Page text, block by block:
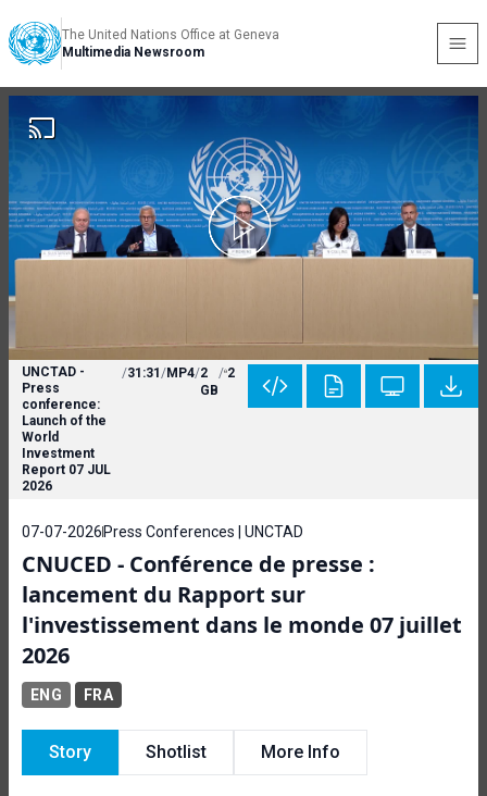
The United Nations Office at Geneva
Multimedia Newsroom
UNCTAD -
Press
conference:
Launch of the
World
Investment
Report 07 JUL
2026
/31:31 /MP4/2
GB
/ 2
07-07-2026 Press Conferences | UNCTAD
CNUCED - Conférence de presse :
lancement du Rapport sur
l'investissement dans le monde 07 juillet
2026
ENG FRA
Story Shotlist More Info